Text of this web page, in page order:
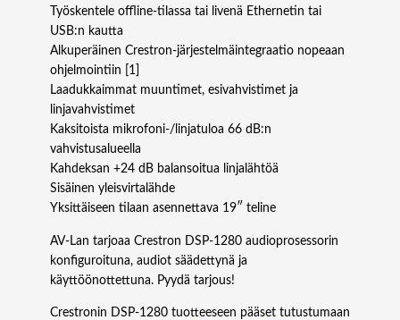
Työskentele offline-tilassa tai livenä Ethernetin tai
USB:n kautta
Alkuperäinen Crestron-järjestelmäintegraatio nopeaan
ohjelmointiin [1]
Laadukkaimmat muuntimet, esivahvistimet ja
linjavahvistimet
Kaksitoista mikrofoni-/linjatuloa 66 dB:n
vahvistusalueella
Kahdeksan +24 dB balansoitua linjalähtöä
Sisäinen yleisvirtalähde
Yksittäiseen tilaan asennettava 19″ teline
AV-Lan tarjoaa Crestron DSP-1280 audioprosessorin
konfiguroituna, audiot säädettynä ja
käyttöönottettuna. Pyydä tarjous!
Crestronin DSP-1280 tuotteeseen pääset tutustumaan